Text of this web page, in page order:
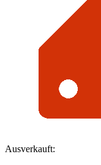
Ausverkauft: